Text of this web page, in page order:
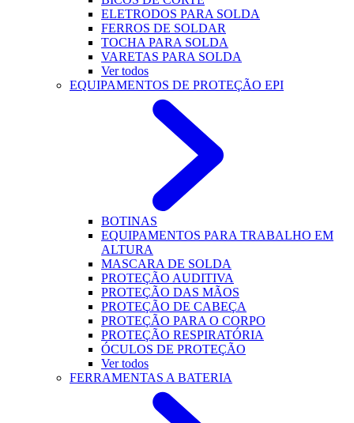
ELETRODOS PARA SOLDA
FERROS DE SOLDAR
TOCHA PARA SOLDA
VARETAS PARA SOLDA
Ver todos
EQUIPAMENTOS DE PROTEÇÃO EPI
BOTINAS
EQUIPAMENTOS PARA TRABALHO EM
ALTURA
MASCARA DE SOLDA
PROTEÇÃO AUDITIVA
PROTEÇÃO DAS MÃOS
PROTEÇÃO DE CABEÇA
PROTEÇÃO PARA O CORPO
PROTEÇÃO RESPIRATÓRIA
ÓCULOS DE PROTEÇÃO
Ver todos
FERRAMENTAS A BATERIA